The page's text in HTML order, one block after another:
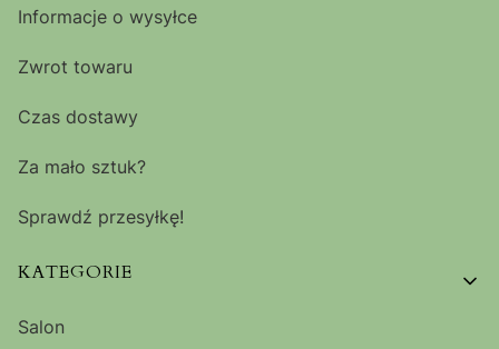
Informacje o wysyłce
Zwrot towaru
Czas dostawy
Za mało sztuk?
Sprawdź przesyłkę!
KATEGORIE
Salon